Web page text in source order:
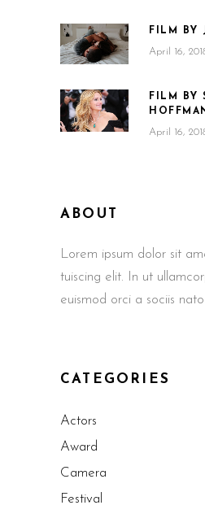
FILM BY
April 16,
FILM BY
April 16,
ABOUT
Lorem ipsum dolor sit
tuiscing elit. In ut
euismod orci a sociis
CATEGORIES
Actors
Award
Camera
Festival